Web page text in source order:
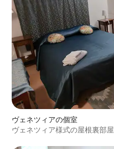
ヴェネツィアの個室
ヴェネツィア様式の屋根裏部屋